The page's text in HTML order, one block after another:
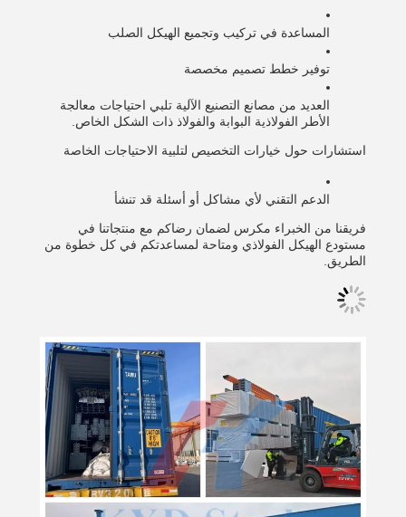
المساعدة في تركيب وتجميع الهيكل الصلب
توفير خطط تصميم مخصصة
العديد من مصانع التصنيع الآلية تلبي احتياجات معالجة
الأطر الفولاذية البوابة والفولاذ ذات الشكل الخاص.
استشارات حول خيارات التخصيص لتلبية الاحتياجات الخاصة
الدعم التقني لأي مشاكل أو أسئلة قد تنشأ
فريقنا من الخبراء مكرس لضمان رضاكم مع منتجاتنا في
مستودع الهيكل الفولاذي ومتاحة لمساعدتكم في كل خطوة من
الطريق.